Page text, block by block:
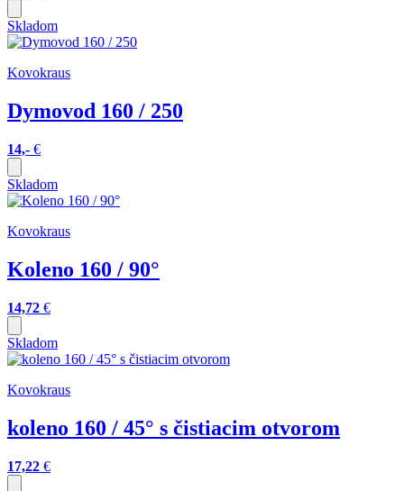
Skladom
Kovokraus
Dymovod 160 / 250
14,- €
Skladom
Kovokraus
Koleno 160 / 90°
14,72 €
Skladom
Kovokraus
koleno 160 / 45° s čistiacim otvorom
17,22 €